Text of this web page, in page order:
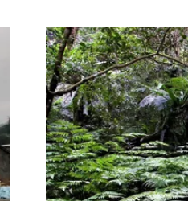
道，儘管它跟淡蘭古道
的文章，在網路上依然
近的冷門路線「冷飯坑
於淡蘭古道上，從坪林
人，到這地方已是中午
冷飯止饑，於是便以「